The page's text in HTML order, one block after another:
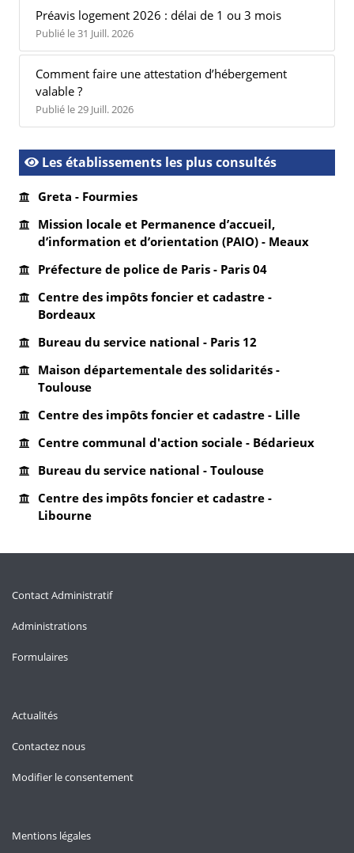
Préavis logement 2026 : délai de 1 ou 3 mois
Publié le 31 Juill. 2026
Comment faire une attestation d’hébergement
valable ?
Publié le 29 Juill. 2026
Les établissements les plus consultés
Greta - Fourmies
Mission locale et Permanence d’accueil,
d’information et d’orientation (PAIO) - Meaux
Préfecture de police de Paris - Paris 04
Centre des impôts foncier et cadastre -
Bordeaux
Bureau du service national - Paris 12
Maison départementale des solidarités -
Toulouse
Centre des impôts foncier et cadastre - Lille
Centre communal d'action sociale - Bédarieux
Bureau du service national - Toulouse
Centre des impôts foncier et cadastre -
Libourne
Contact Administratif
Administrations
Formulaires
Actualités
Contactez nous
Modifier le consentement
Mentions légales